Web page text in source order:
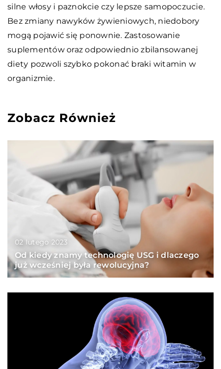
silne włosy i paznokcie czy lepsze samopoczucie.
Bez zmiany nawyków żywieniowych, niedobory
mogą pojawić się ponownie. Zastosowanie
suplementów oraz odpowiednio zbilansowanej
diety pozwoli szybko pokonać braki witamin w
organizmie.
Zobacz Również
02 lutego 2023
Od kiedy znamy technologię USG i dlaczego
już wcześniej była rewolucyjna?